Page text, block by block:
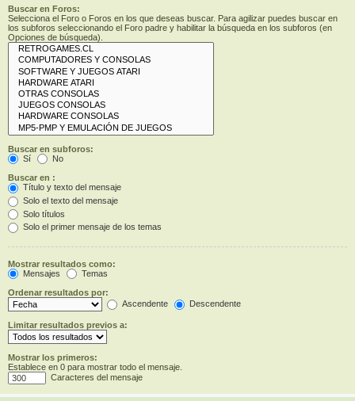
Buscar en Foros:
Selecciona el Foro o Foros en los que deseas buscar. Para agilizar puedes buscar en
los subforos seleccionando el Foro padre y habilitar la búsqueda en los subforos (en
Opciones de búsqueda).
Buscar en subforos:
Sí
No
Buscar en :
Título y texto del mensaje
Solo el texto del mensaje
Solo títulos
Solo el primer mensaje de los temas
Mostrar resultados como:
Mensajes
Temas
Ordenar resultados por:
Ascendente
Descendente
Limitar resultados previos a:
Mostrar los primeros:
Establece en 0 para mostrar todo el mensaje.
Caracteres del mensaje